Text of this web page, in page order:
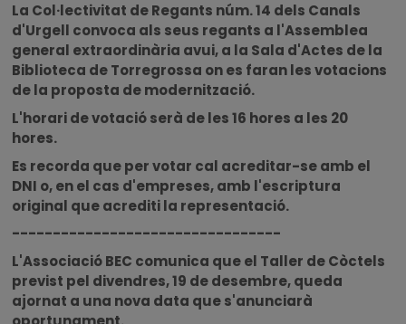
La Col·lectivitat de Regants núm. 14 dels Canals
d'Urgell convoca als seus regants a l'Assemblea
general extraordinària avui, a la Sala d'Actes de la
Biblioteca de Torregrossa on es faran les votacions
de la proposta de modernització.
L'horari de votació serà de les 16 hores a les 20
hores.
Es recorda que per votar cal acreditar-se amb el
DNI o, en el cas d'empreses, amb l'escriptura
original que acrediti la representació.
---------------------------------
L'Associació BEC comunica que el Taller de Còctels
previst pel divendres, 19 de desembre, queda
ajornat a una nova data que s'anunciarà